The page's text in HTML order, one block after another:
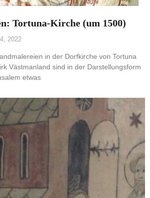
Tortuna-Kirche (um 1500)
2022
in der Dorfkirche von Tortuna
Västmanland sind in der Darstellungsform
etwas